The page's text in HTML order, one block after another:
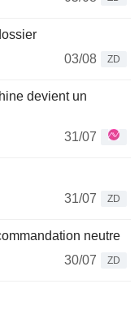
03/08
ZD
devient un
31/07
31/07
ZD
neutre
30/07
ZD